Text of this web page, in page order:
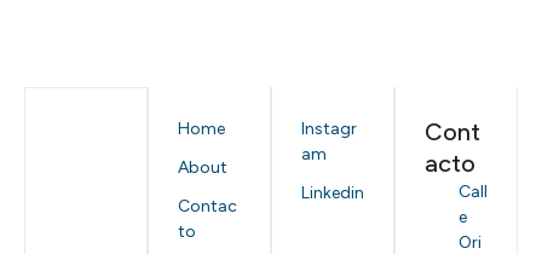
Home
About
Contac
to
Instagr
am
Linkedin
Cont
acto
Call
e
Ori